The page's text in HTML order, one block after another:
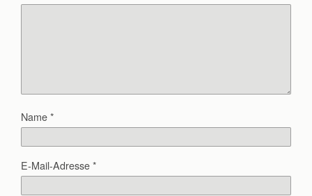
Name*
E-Mail-Adresse*